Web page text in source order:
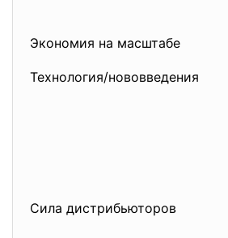
Экономия на масштабе
Технология/нововведения
Сила дистрибьюторов